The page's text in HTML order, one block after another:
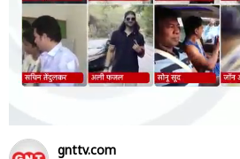
gnttv.com